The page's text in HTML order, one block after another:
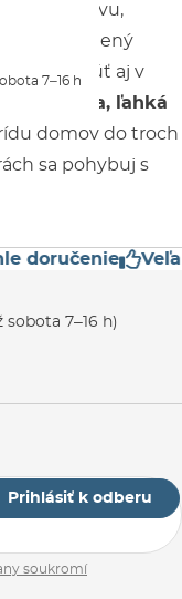
7–16 h
výpravu,
vyladený
spoľahnúť aj v
sonda, ľahká
domov do troch
sa pohybuj s
doručenie Veľa
sobota 7–16 h)
Prihlásiť k odberu
soukromí